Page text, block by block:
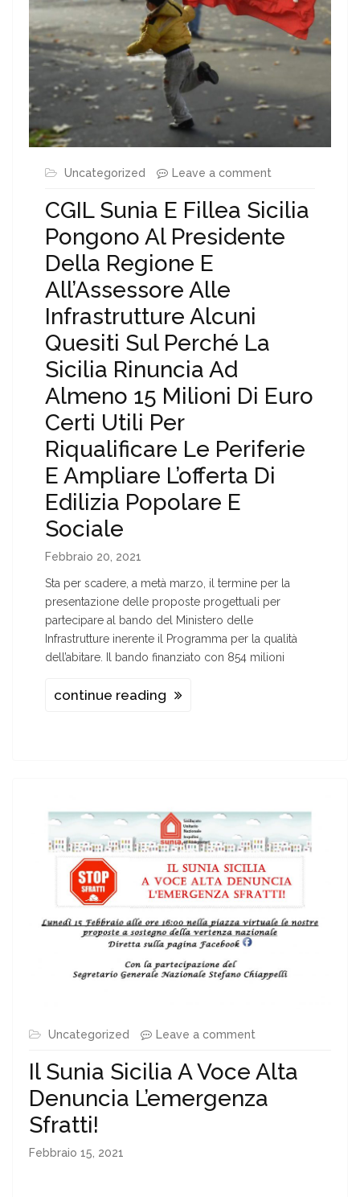
Uncategorized Leave a comment
CGIL Sunia E Fillea Sicilia
Pongono Al Presidente
Della Regione E
All’Assessore Alle
Infrastrutture Alcuni
Quesiti Sul Perché La
Sicilia Rinuncia Ad
Almeno 15 Milioni Di Euro
Certi Utili Per
Riqualificare Le Periferie
E Ampliare L’offerta Di
Edilizia Popolare E
Sociale
Febbraio 20, 2021
Sta per scadere, a metà marzo, il termine per la
presentazione delle proposte progettuali per
partecipare al bando del Ministero delle
Infrastrutture inerente il Programma per la qualità
dell’abitare. Il bando finanziato con 854 milioni
continue reading
Uncategorized Leave a comment
Il Sunia Sicilia A Voce Alta
Denuncia L’emergenza
Sfratti!
Febbraio 15, 2021